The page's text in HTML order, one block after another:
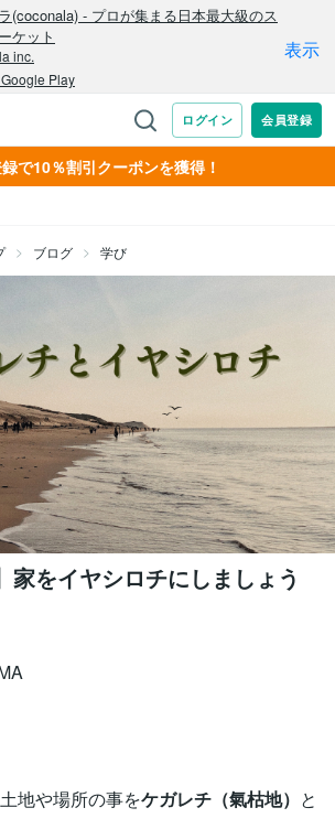
で10％割引クーポンを獲得！
ブログ 学び
家をイヤシロチにしましょう
地や場所の事をケガレチ（氣枯地） と